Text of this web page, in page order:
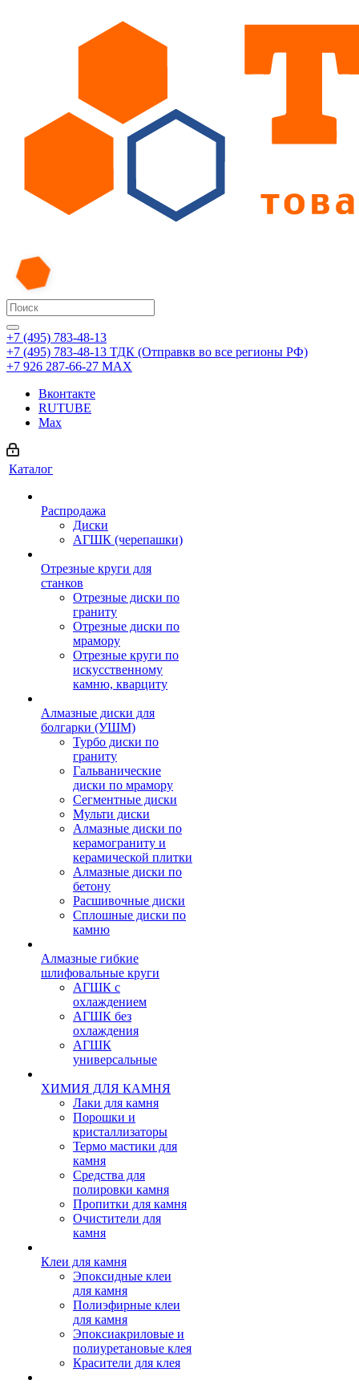
+7 (495) 783-48-13
+7 (495) 783-48-13 ТДК (Отправкв во все регионы РФ)
+7 926 287-66-27 МАХ
Вконтакте
RUTUBE
Max
Каталог
Распродажа
Диски
АГШК (черепашки)
Отрезные круги для
станков
Отрезные диски по
граниту
Отрезные диски по
мрамору
Отрезные круги по
искусственному
камню, кварциту
Алмазные диски для
болгарки (УШМ)
Турбо диски по
граниту
Гальванические
диски по мрамору
Сегментные диски
Мульти диски
Алмазные диски по
керамограниту и
керамической плитки
Алмазные диски по
бетону
Расшивочные диски
Сплошные диски по
камню
Алмазные гибкие
шлифовальные круги
АГШК с
охлаждением
АГШК без
охлаждения
АГШК
универсальные
ХИМИЯ ДЛЯ КАМНЯ
Лаки для камня
Порошки и
кристаллизаторы
Термо мастики для
камня
Средства для
полировки камня
Пропитки для камня
Очистители для
камня
Клеи для камня
Эпоксидные клеи
для камня
Полиэфирные клеи
для камня
Эпоксиакриловые и
полиуретановые клея
Красители для клея